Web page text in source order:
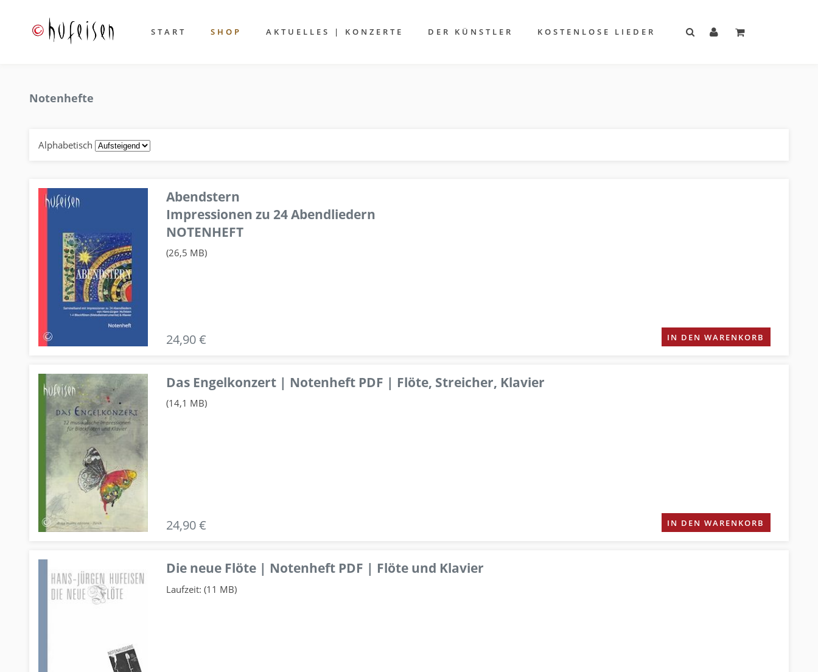
START SHOP AKTUELLES | KONZERTE DER KÜNSTLER KOSTENLOSE LIEDER
Notenhefte
Alphabetisch
Abendstern
Impressionen zu 24 Abendliedern
NOTENHEFT
(26,5 MB)
24,90 € IN DEN WARENKORB
Das Engelkonzert | Notenheft PDF | Flöte, Streicher, Klavier
(14,1 MB)
24,90 € IN DEN WARENKORB
Die neue Flöte | Notenheft PDF | Flöte und Klavier
Laufzeit: (11 MB)